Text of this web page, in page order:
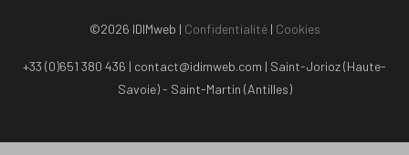
©2026 IDIMweb | Confidentialité | Cookies
+33 (0)651 380 436 | contact@idimweb.com | Saint-Jorioz (Haute-
Savoie) - Saint-Martin (Antilles)